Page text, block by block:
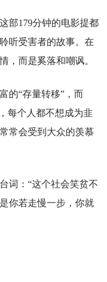
部179分钟的电影提都
听受害者的故事。在
，而是奚落和嘲讽。
的“存量转移”，而
每个人都不想成为韭
常会受到大众的羡慕
词：“这个社会笑贫不
你若走慢一步，你就